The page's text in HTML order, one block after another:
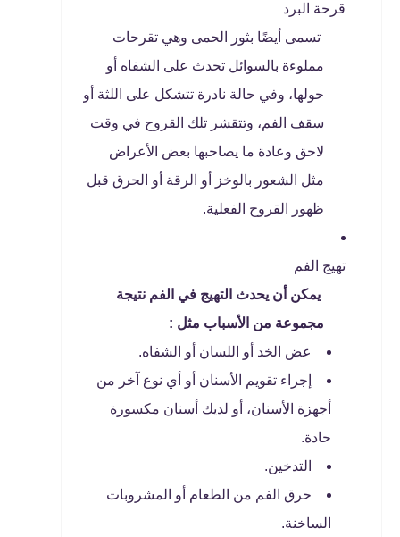
قرحة البرد
تسمى أيضًا بثور الحمى وهي تقرحات
مملوءة بالسوائل تحدث على الشفاه أو
حولها، وفي حالة نادرة تتشكل على اللثة أو
سقف الفم، وتتقشر تلك القروح في وقت
لاحق وعادة ما يصاحبها بعض الأعراض
مثل الشعور بالوخز أو الرقة أو الحرق قبل
ظهور القروح الفعلية.
تهيج الفم
يمكن أن يحدث التهيج في الفم نتيجة
مجموعة من الأسباب مثل :
عض الخد أو اللسان أو الشفاه.
إجراء تقويم الأسنان أو أي نوع آخر من
أجهزة الأسنان، أو لديك أسنان مكسورة
حادة.
التدخين.
حرق الفم من الطعام أو المشروبات
الساخنة.